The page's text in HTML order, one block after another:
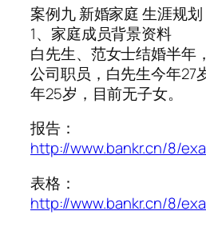
案例九 新婚家庭 生涯规划
1、家庭成员背景资料
白先生、范女士结婚半年
公司职员，白先生今年27
年25岁，目前无子女。
报告：
http://www.bankr.cn/8/
表格：
http://www.bankr.cn/8/